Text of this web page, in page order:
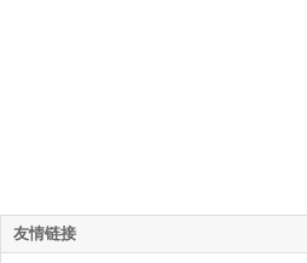
友情链接